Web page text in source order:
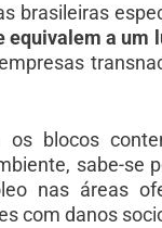
brasileiras
equivalem a um
os blocos
sabe-se
nas áreas
com danos